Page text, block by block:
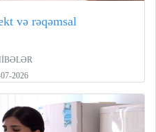
və rəqəmsal
2026